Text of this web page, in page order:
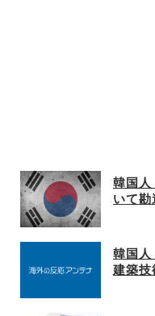
韓国人
いて
韓国人
建築技